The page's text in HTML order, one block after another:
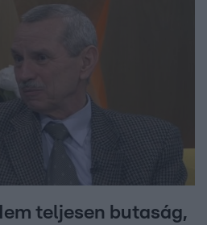
teljesen butaság,